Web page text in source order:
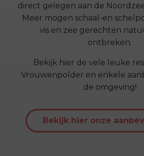
direct gelegen aan de
Meer mogen schaal-en
vis en zee gerechten
ontbreken.
Bekijk hier de vele leuke
Vrouwenpolder en enkele
de omgeving!
Bekijk hier onze